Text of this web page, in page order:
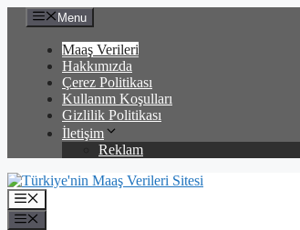
İçeriğe
atla
Menu
Maaş Verileri
Hakkımızda
Çerez Politikası
Kullanım Koşulları
Gizlilik Politikası
İletişim
Reklam
Menü